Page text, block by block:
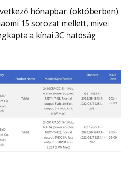
15 sorozat mellett, mivel
a kínai 3C hatóság